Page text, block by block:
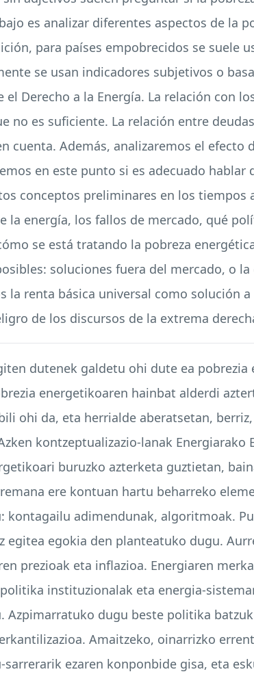
es analizar diferentes aspectos de la
para países empobrecidos se suele
se usan indicadores subjetivos o
Derecho a la Energía. La relación con
no es suficiente. La relación entre
Además, analizaremos el efecto
en este punto si es adecuado hablar
conceptos preliminares en los tiempos
la energía, los fallos de mercado, qué
se está tratando la pobreza
soluciones fuera del mercado, o
la renta básica universal como solución
de los discursos de la extrema
dutenek galdetu ohi dute ea pobrezia
energetikoaren hainbat alderdi
ohi da, eta herrialde aberatsetan,
kontzeptualizazio-lanak Energiarako
buruzko azterketa guztietan,
ere kontuan hartu beharreko
adimendunak, algoritmoak.
egitea egokia den planteatuko dugu.
prezioak eta inflazioa. Energiaren
instituzionalak eta energia-
dugu beste politika
Amaitzeko, oinarrizko
ezaren konponbide gisa, eta